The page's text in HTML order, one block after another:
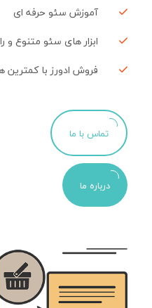
آموزش سئو حرفه ای
ابزار های سئو متنوع و
فروش ادورز با کمترین
تماس با ما
درباره ما